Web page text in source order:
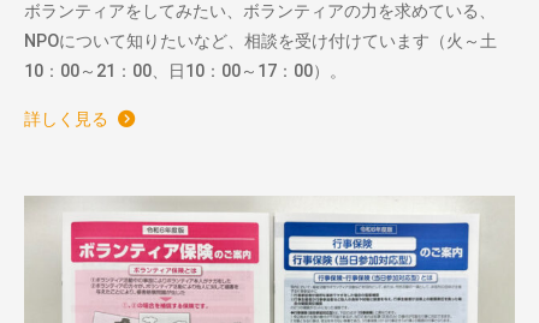
ボランティアをしてみたい、ボランティアの力を求めている、
NPOについて知りたいなど、相談を受け付けています（火～土
10：00～21：00、日10：00～17：00）。
詳しく見る